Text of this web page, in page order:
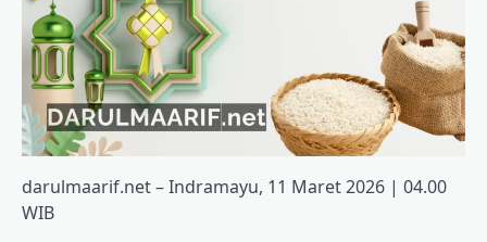
darulmaarif.net – Indramayu, 11 Maret 2026 | 04.00
WIB